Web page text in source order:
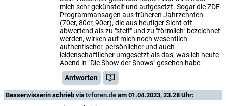
mich sehr gekünstelt und aufgesetzt. Sogar die ZDF-
Programmansagen aus früheren Jahrzehnten
(70er, 80er, 90er), die aus heutiger Sicht oft
abwertend als zu "steif" und zu "förmlich" bezeichnet
werden, wirken auf mich noch wesentlich
authentischer, persönlicher und auch
leidenschaftlicher umgesetzt als das, was ich heute
Abend in "Die Show der Shows" gesehen habe.
Antworten
Besserwisserin schrieb via tvforen.de am 01.04.2023, 23.28 Uhr: